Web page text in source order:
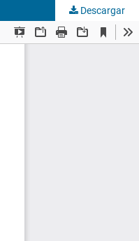
Descargar